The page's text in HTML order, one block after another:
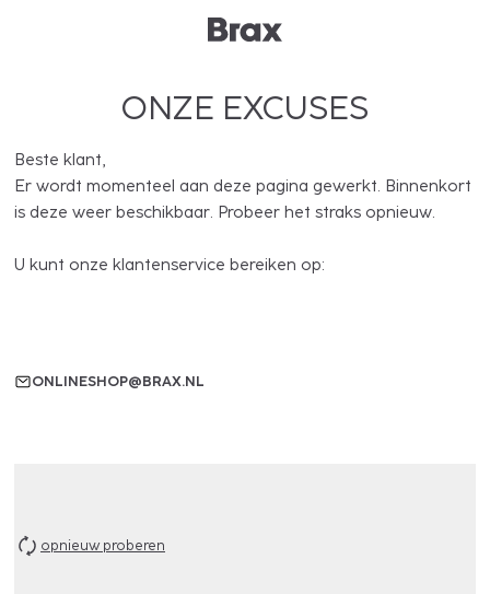
ONZE EXCUSES
Beste klant,
Er wordt momenteel aan deze pagina gewerkt. Binnenkort
is deze weer beschikbaar. Probeer het straks opnieuw.
U kunt onze klantenservice bereiken op:
ONLINESHOP@BRAX.NL
opnieuw proberen